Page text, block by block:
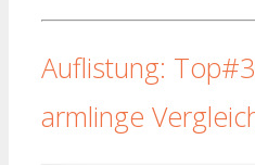
Auflistung:
armlinge